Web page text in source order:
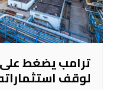
ترامب يضغط على
لوقف